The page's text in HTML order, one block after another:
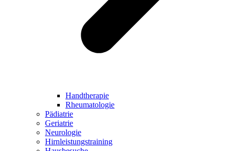
Handtherapie
Rheumatologie
Pädiatrie
Geriatrie
Neurologie
Hirnleistungstraining